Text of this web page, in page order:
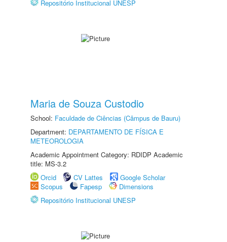
Repositório Institucional UNESP
Maria de Souza Custodio
School: Faculdade de Ciências (Câmpus de Bauru)
Department: DEPARTAMENTO DE FÍSICA E
METEOROLOGIA
Academic Appointment Category: RDIDP Academic
title: MS-3.2
Orcid
CV Lattes
Google Scholar
Scopus
Fapesp
Dimensions
Repositório Institucional UNESP